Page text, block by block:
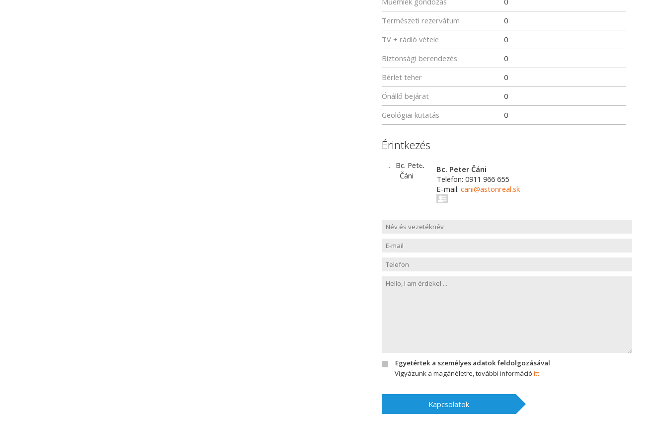
Természeti rezervátum
0
TV + rádió vétele
0
Biztonsági berendezés
0
Bérlet teher
0
Önállő bejárat
0
Geológiai kutatás
0
Érintkezés
Bc. Peter Čáni
Telefon: 0911 966 655
E-mail: cani@astonreal.sk
Egyetértek a személyes adatok feldolgozásával
Vigyázunk a magánéletre, további információ itt
Kapcsolatok